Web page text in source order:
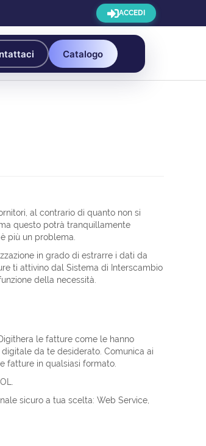
ACCEDI
Catalogo
al contrario di quanto non si
questo potrà tranquillamente
più un problema.
in grado di estrarre i dati da
ti attivino dal Sistema di Interscambio
della necessità.
le fatture come le hanno
da te desiderato. Comunica ai
fatture in qualsiasi formato.
sicuro a tua scelta: Web Service,